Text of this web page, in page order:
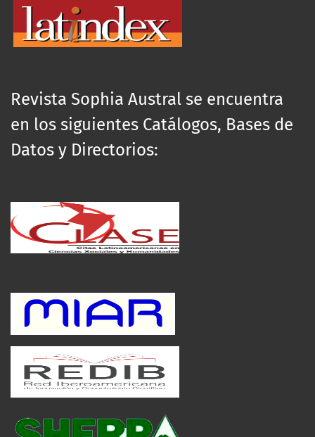
Revista Sophia Austral se encuentra
en los siguientes Catálogos, Bases de
Datos y Directorios: